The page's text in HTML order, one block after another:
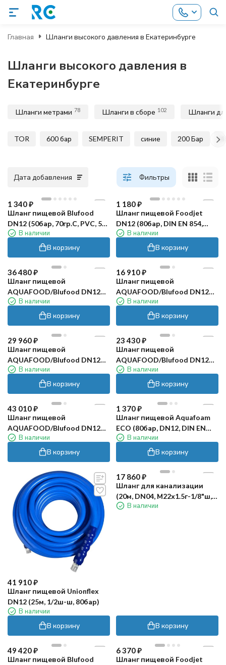
Главная Шланги высокого давления в Екатеринбурге
Шланги высокого давления в
Екатеринбурге
Шланги метрами 78 Шланги в сборе 102 Шланги
TOR 600 бар SEMPERIT синие 200 Бар
Дата добавления Фильтры
1 340₽
Шланг пищевой Blufood
DN12 (50бар, 70гр.С, PVC, 5-
сл, м.пог.)
В наличии
В корзину
1 180₽
Шланг пищевой Foodjet
DN12 (80бар, DIN EN 854,
м.пог.)В наличии
В корзину
36 480₽
Шланг пищевой
AQUAFOOD/Blufood DN12
(25м, 1/2г-ш, 50бар)
В наличии
В корзину
16 910₽
Шланг пищевой
AQUAFOOD/Blufood DN12
(10м, 1/2г-ш, 50бар)
В наличии
В корзину
29 960₽
Шланг пищевой
AQUAFOOD/Blufood DN12
(20м, 1/2г-ш, 50бар)
В наличии
В корзину
23 430₽
Шланг пищевой
AQUAFOOD/Blufood DN12
(15м, 1/2г-ш, 50бар)
В наличии
В корзину
43 010₽
Шланг пищевой
AQUAFOOD/Blufood DN12
(30м, 1/2г-ш, 50бар)
В наличии
В корзину
1 370₽
Шланг пищевой Aquafoam
ECO (80бар, DN12, DIN EN
854, м.пог.)
В наличии
В корзину
41 910₽
Шланг пищевой Unionflex
DN12 (25м, 1/2ш-ш, 80бар)
В наличии
В корзину
17 860₽
Шланг для канализации
(20м, DN04, М22х1.5г-1/8"ш,
300бар) R+M
В наличии
В корзину
49 420₽
Шланг пищевой Blufood
6 370₽
Шланг пищевой Foodjet